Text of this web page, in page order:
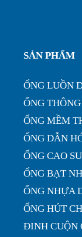
SẢN PHẨM
ỐNG LUỒN
ỐNG
ỐNG MỀM
ỐNG DẪN
ỐNG CAO SU
ỐNG BẠT
ỐNG NHỰA
ỐNG HÚT
ĐINH CUỘN